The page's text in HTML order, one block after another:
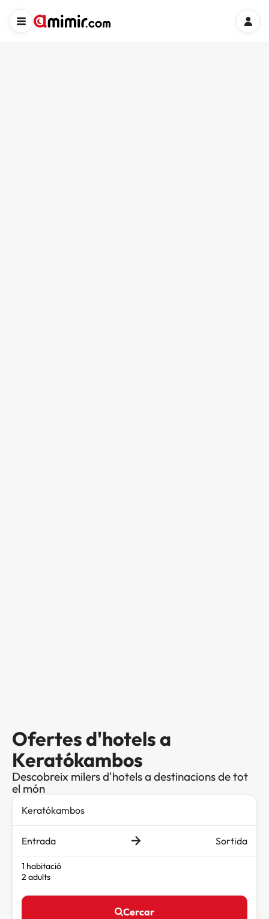
Ofertes d'hotels a
Keratókambos
Descobreix milers d'hotels a destinacions de tot
el món
Entrada Sortida
1 habitació
2 adults
Cercar